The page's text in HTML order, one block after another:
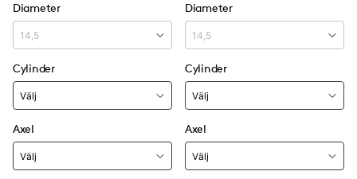
Diameter
Cylinder
Axel
Diameter
Cylinder
Axel